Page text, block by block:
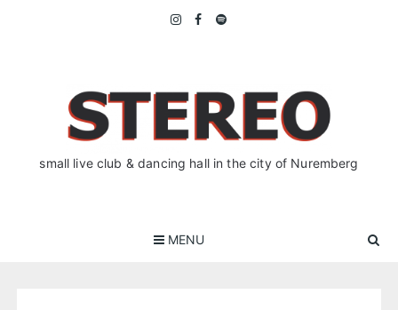
small live club & dancing hall in the city of Nuremberg
MENU